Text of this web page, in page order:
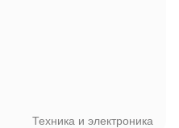
Техника и электроника